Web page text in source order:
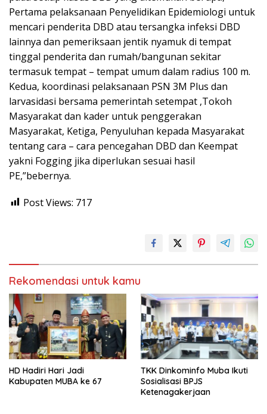
Pertama pelaksanaan Penyelidikan Epidemiologi untuk
mencari penderita DBD atau tersangka infeksi DBD
lainnya dan pemeriksaan jentik nyamuk di tempat
tinggal penderita dan rumah/bangunan sekitar
termasuk tempat – tempat umum dalam radius 100 m.
Kedua, koordinasi pelaksanaan PSN 3M Plus dan
larvasidasi bersama pemerintah setempat ,Tokoh
Masyarakat dan kader untuk penggerakan
Masyarakat, Ketiga, Penyuluhan kepada Masyarakat
tentang cara – cara pencegahan DBD dan Keempat
yakni Fogging jika diperlukan sesuai hasil
PE,”bebernya.
Post Views: 717
Rekomendasi untuk kamu
HD Hadiri Hari Jadi
Kabupaten MUBA ke 67
TKK Dinkominfo Muba Ikuti
Sosialisasi BPJS
Ketenagakerjaan